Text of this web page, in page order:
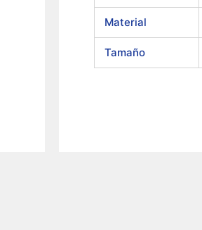
Material
Tamaño